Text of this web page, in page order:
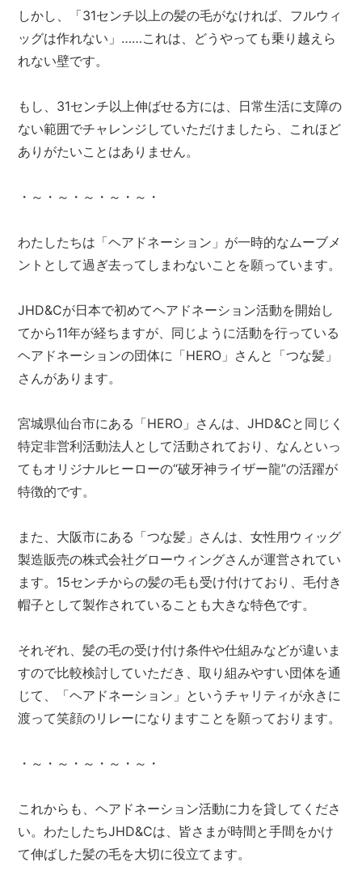
しかし、「31センチ以上の髪の毛がなければ、フルウィ
ッグは作れない」……これは、どうやっても乗り越えら
れない壁です。
もし、31センチ以上伸ばせる方には、日常生活に支障の
ない範囲でチャレンジしていただけましたら、これほど
ありがたいことはありません。
・～・～・～・～・～・
わたしたちは「ヘアドネーション」が一時的なムーブメ
ントとして過ぎ去ってしまわないことを願っています。
JHD&Cが日本で初めてヘアドネーション活動を開始し
てから11年が経ちますが、同じように活動を行っている
ヘアドネーションの団体に「HERO」さんと「つな髪」
さんがあります。
宮城県仙台市にある「HERO」さんは、JHD&Cと同じく
特定非営利活動法人として活動されており、なんといっ
てもオリジナルヒーローの“破牙神ライザー龍”の活躍が
特徴的です。
また、大阪市にある「つな髪」さんは、女性用ウィッグ
製造販売の株式会社グローウィングさんが運営されてい
ます。15センチからの髪の毛も受け付けており、毛付き
帽子として製作されていることも大きな特色です。
それぞれ、髪の毛の受け付け条件や仕組みなどが違いま
すので比較検討していただき、取り組みやすい団体を通
じて、「ヘアドネーション」というチャリティが永きに
渡って笑顔のリレーになりますことを願っております。
・～・～・～・～・～・
これからも、ヘアドネーション活動に力を貸してくださ
い。わたしたちJHD&Cは、皆さまが時間と手間をかけ
て伸ばした髪の毛を大切に役立てます。